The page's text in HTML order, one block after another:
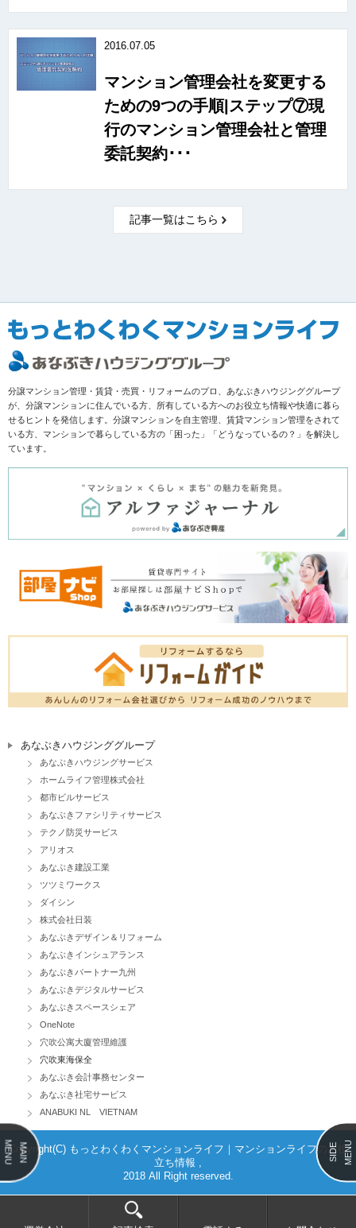
2016.07.05
マンション管理会社を変更する
ための9つの手順|ステップ⑦現
行のマンション管理会社と管理
委託契約･･･
記事一覧はこちら
分譲マンション管理・賃貸・売買・リフォームのプロ、あなぶきハウジンググループ
が、分譲マンションに住んでいる方、所有している方へのお役立ち情報や快適に暮ら
せるヒントを発信します。分譲マンションを自主管理、賃貸マンション管理をされて
いる方、マンションで暮らしている方の「困った」「どうなっているの？」を解決し
ています。
あなぶきハウジンググループ
あなぶきハウジングサービス
ホームライフ管理株式会社
都市ビルサービス
あなぶきファシリティサービス
テクノ防災サービス
アリオス
あなぶき建設工業
ツツミワークス
ダイシン
株式会社日装
あなぶきデザイン＆リフォーム
あなぶきインシュアランス
あなぶきパートナー九州
あなぶきデジタルサービス
あなぶきスペースシェア
OneNote
穴吹公寓大廈管理維護
穴吹東海保全
あなぶき会計事務センター
あなぶき社宅サービス
ANABUKI NL VIETNAM
Copyright(C) もっとわくわくマンションライフ｜マンションライフのお役
立ち情報 ,
2018 All Right reserved.
MAIN
MENU SIDE MENU